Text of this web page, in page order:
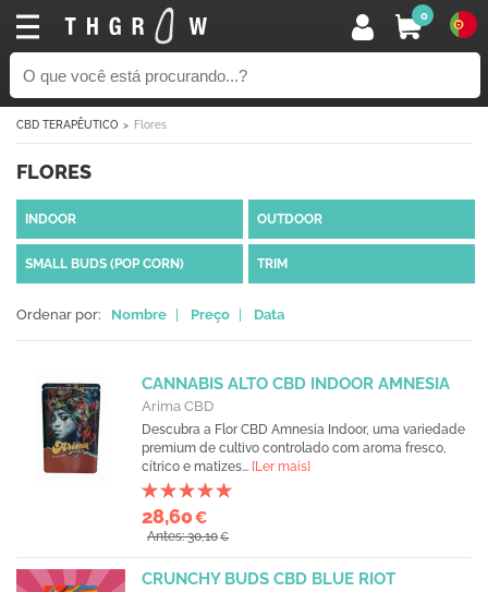
0
CBD TERAPÊUTICO Flores
FLORES
INDOOR OUTDOOR
SMALL BUDS (POP CORN) TRIM
Ordenar por: Nombre Preço Data
CANNABIS ALTO CBD INDOOR AMNESIA
Arima CBD
Descubra a Flor CBD Amnesia Indoor, uma variedade
premium de cultivo controlado com aroma fresco,
cítrico e matizes... [Ler mais]
28,60€
Antes: 30,10€
CRUNCHY BUDS CBD BLUE RIOT